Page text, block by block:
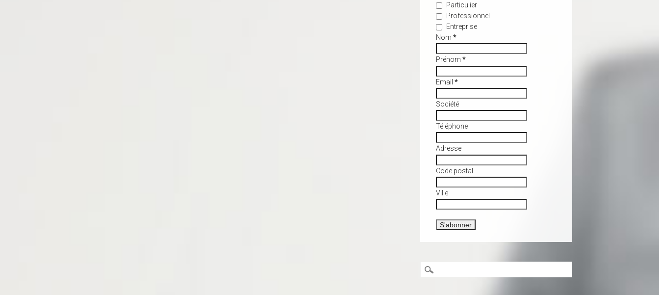
Particulier
Professionnel
Entreprise
Nom *
Prénom *
Email *
Société
Téléphone
Adresse
Code postal
Ville